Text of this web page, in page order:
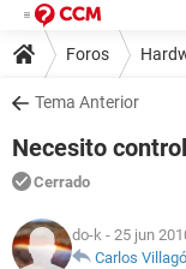
Foros
Tema Anterior
Necesito
Cerrado
do-k - 25 jun
Carlos